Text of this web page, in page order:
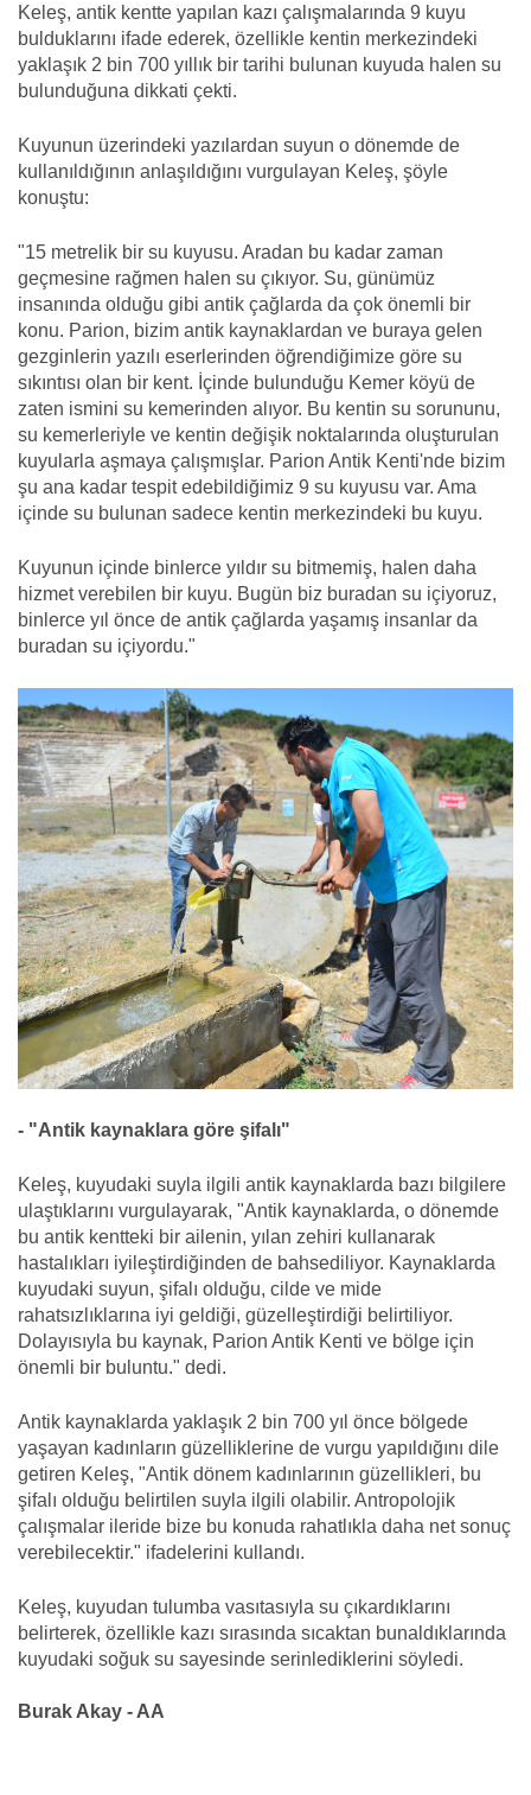
Keleş, antik kentte yapılan kazı çalışmalarında 9 kuyu
bulduklarını ifade ederek, özellikle kentin merkezindeki
yaklaşık 2 bin 700 yıllık bir tarihi bulunan kuyuda halen su
bulunduğuna dikkati çekti.
Kuyunun üzerindeki yazılardan suyun o dönemde de
kullanıldığının anlaşıldığını vurgulayan Keleş, şöyle
konuştu:
"15 metrelik bir su kuyusu. Aradan bu kadar zaman
geçmesine rağmen halen su çıkıyor. Su, günümüz
insanında olduğu gibi antik çağlarda da çok önemli bir
konu. Parion, bizim antik kaynaklardan ve buraya gelen
gezginlerin yazılı eserlerinden öğrendiğimize göre su
sıkıntısı olan bir kent. İçinde bulunduğu Kemer köyü de
zaten ismini su kemerinden alıyor. Bu kentin su sorununu,
su kemerleriyle ve kentin değişik noktalarında oluşturulan
kuyularla aşmaya çalışmışlar. Parion Antik Kenti'nde bizim
şu ana kadar tespit edebildiğimiz 9 su kuyusu var. Ama
içinde su bulunan sadece kentin merkezindeki bu kuyu.
Kuyunun içinde binlerce yıldır su bitmemiş, halen daha
hizmet verebilen bir kuyu. Bugün biz buradan su içiyoruz,
binlerce yıl önce de antik çağlarda yaşamış insanlar da
buradan su içiyordu."
- "Antik kaynaklara göre şifalı"
Keleş, kuyudaki suyla ilgili antik kaynaklarda bazı bilgilere
ulaştıklarını vurgulayarak, "Antik kaynaklarda, o dönemde
bu antik kentteki bir ailenin, yılan zehiri kullanarak
hastalıkları iyileştirdiğinden de bahsediliyor. Kaynaklarda
kuyudaki suyun, şifalı olduğu, cilde ve mide
rahatsızlıklarına iyi geldiği, güzelleştirdiği belirtiliyor.
Dolayısıyla bu kaynak, Parion Antik Kenti ve bölge için
önemli bir buluntu." dedi.
Antik kaynaklarda yaklaşık 2 bin 700 yıl önce bölgede
yaşayan kadınların güzelliklerine de vurgu yapıldığını dile
getiren Keleş, "Antik dönem kadınlarının güzellikleri, bu
şifalı olduğu belirtilen suyla ilgili olabilir. Antropolojik
çalışmalar ileride bize bu konuda rahatlıkla daha net sonuç
verebilecektir." ifadelerini kullandı.
Keleş, kuyudan tulumba vasıtasıyla su çıkardıklarını
belirterek, özellikle kazı sırasında sıcaktan bunaldıklarında
kuyudaki soğuk su sayesinde serinlediklerini söyledi.
Burak Akay - AA